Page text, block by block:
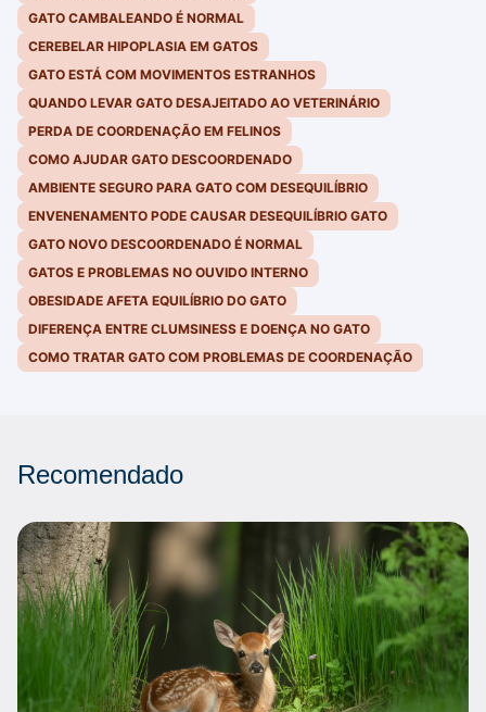
GATO CAMBALEANDO É NORMAL
CEREBELAR HIPOPLASIA EM GATOS
GATO ESTÁ COM MOVIMENTOS ESTRANHOS
QUANDO LEVAR GATO DESAJEITADO AO VETERINÁRIO
PERDA DE COORDENAÇÃO EM FELINOS
COMO AJUDAR GATO DESCOORDENADO
AMBIENTE SEGURO PARA GATO COM DESEQUILÍBRIO
ENVENENAMENTO PODE CAUSAR DESEQUILÍBRIO GATO
GATO NOVO DESCOORDENADO É NORMAL
GATOS E PROBLEMAS NO OUVIDO INTERNO
OBESIDADE AFETA EQUILÍBRIO DO GATO
DIFERENÇA ENTRE CLUMSINESS E DOENÇA NO GATO
COMO TRATAR GATO COM PROBLEMAS DE COORDENAÇÃO
Recomendado